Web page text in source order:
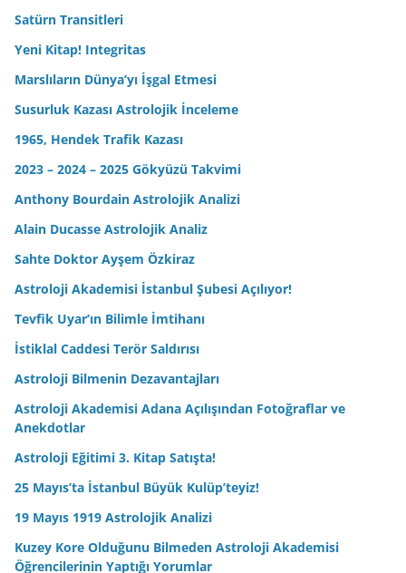
Satürn Transitleri
Yeni Kitap! Integritas
Marslıların Dünya’yı İşgal Etmesi
Susurluk Kazası Astrolojik İnceleme
1965, Hendek Trafik Kazası
2023 – 2024 – 2025 Gökyüzü Takvimi
Anthony Bourdain Astrolojik Analizi
Alain Ducasse Astrolojik Analiz
Sahte Doktor Ayşem Özkiraz
Astroloji Akademisi İstanbul Şubesi Açılıyor!
Tevfik Uyar’ın Bilimle İmtihanı
İstiklal Caddesi Terör Saldırısı
Astroloji Bilmenin Dezavantajları
Astroloji Akademisi Adana Açılışından Fotoğraflar ve
Anekdotlar
Astroloji Eğitimi 3. Kitap Satışta!
25 Mayıs’ta İstanbul Büyük Kulüp’teyiz!
19 Mayıs 1919 Astrolojik Analizi
Kuzey Kore Olduğunu Bilmeden Astroloji Akademisi
Öğrencilerinin Yaptığı Yorumlar